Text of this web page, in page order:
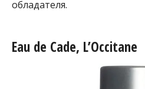
обладателя.
Eau de Cade, L’Occitane